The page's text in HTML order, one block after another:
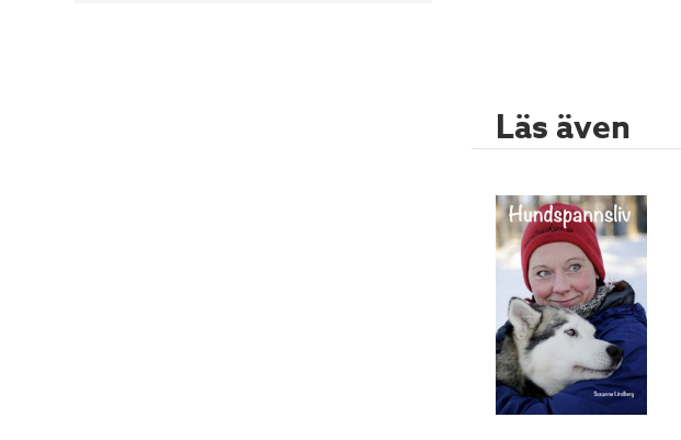
Läs även